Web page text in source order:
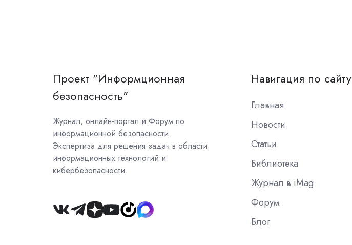
Проект "Информционная
безопасность"
Журнал, онлайн-портал и Форум по
информационной безопасности.
Экспертиза для решения задач в области
информационных технологий и
кибербезопасности.
Join
Навигация по сайту
Главная
Новости
Статьи
Библиотека
Журнал в iMag
Форум
Блог